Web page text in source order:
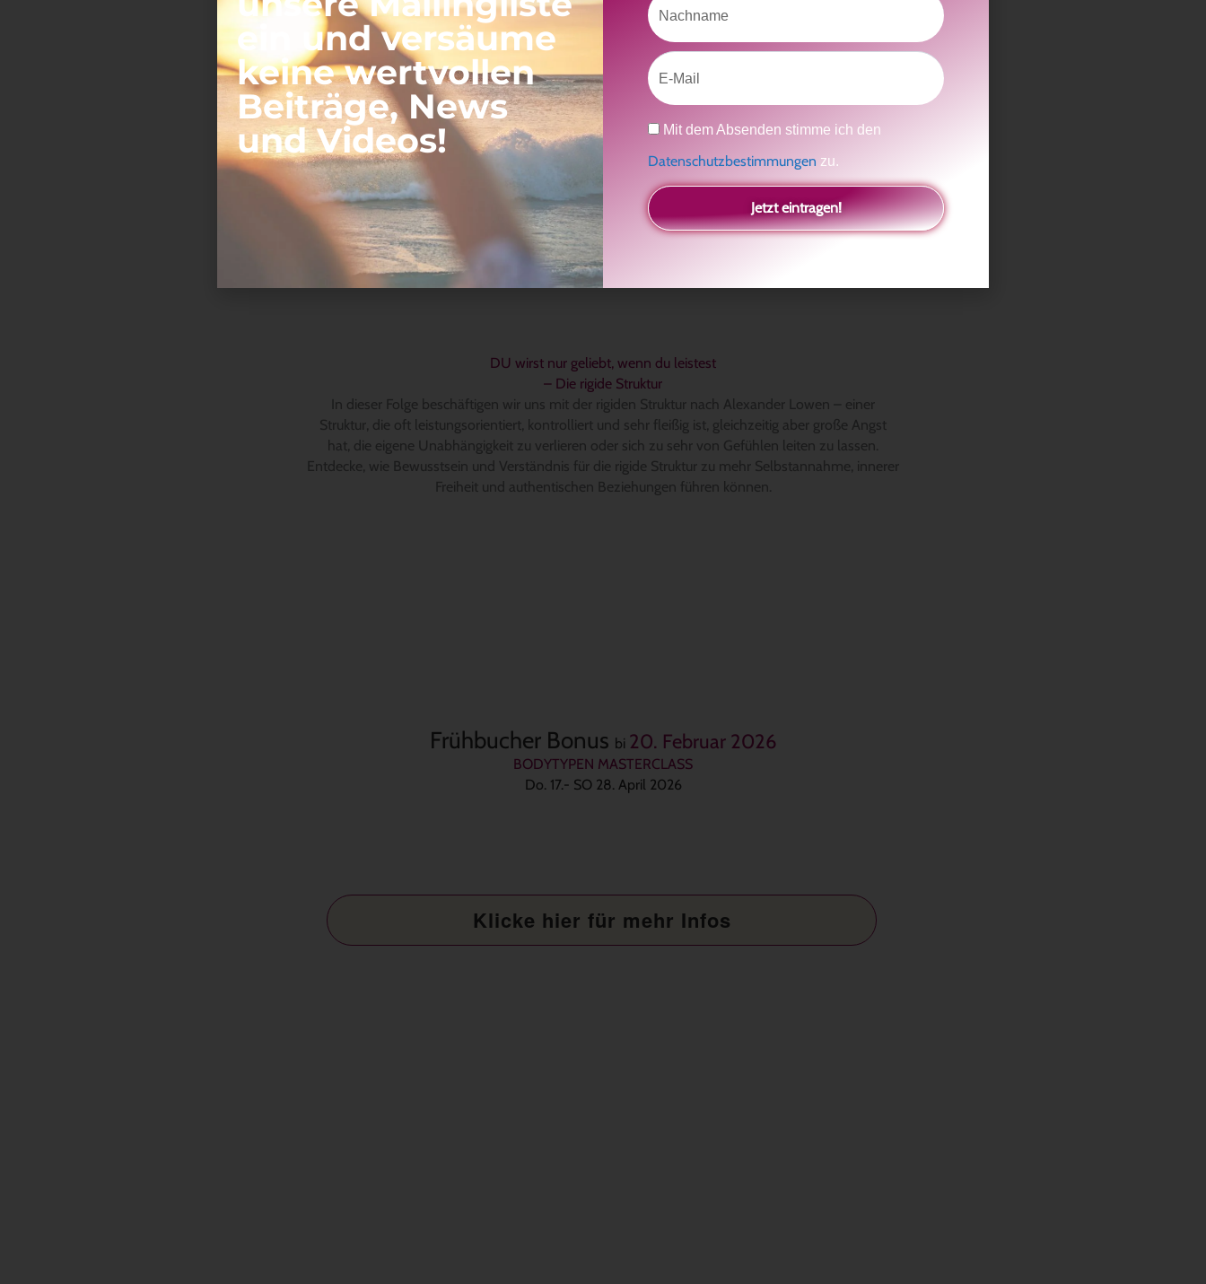
Hier geht´s zu den PODCAST PLATTFORMEN
DU wirst nur geliebt, wenn du leistest
– Die rigide Struktur
In dieser Folge beschäftigen wir uns mit der rigiden Struktur nach Alexander Lowen – einer
Struktur, die oft leistungsorientiert, kontrolliert und sehr fleißig ist, gleichzeitig aber große Angst
hat, die eigene Unabhängigkeit zu verlieren oder sich zu sehr von Gefühlen leiten zu lassen.
Entdecke, wie Bewusstsein und Verständnis für die rigide Struktur zu mehr Selbstannahme, innerer
Freiheit und authentischen Beziehungen führen können.
Frühbucher Bonus bi 20. Februar 2026
BODYTYPEN MASTERCLASS
Do. 17.- SO 28. April 2026
Klicke hier für mehr Infos
ein und versäume
keine wertvollen
Beiträge, News
und Videos!
Email
Datenschutz
Mit dem Absenden stimme ich den
Datenschutzbestimmungen zu.
Jetzt eintragen!